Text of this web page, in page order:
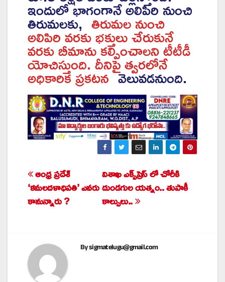
ఇందులో భాగంగానే అలిపిరి నుంచి
తిరుమలకు, తిరుమల నుంచి
అలిపిరి వరకు భక్తులు చేరుకునే
వరకు బీమాను కల్పించాలని టీటీడీ
యోచిస్తుంది. దీనిపై త్వరలోనే
అధికారిక ప్రకటనవెలువడనుంది.
Post
navigation
విశాఖ ఎక్స్‌ప్రెస్‌ లో చోరీకి
దుండగుల యత్నం.. తుపాకీ
కాల్పులు..
ఆంధ్ర ప్రదేశ్
‘కమలదళాధిపతి’ ఎవరు
కానున్నారు ?
Bysigmatelugu@gmail.com